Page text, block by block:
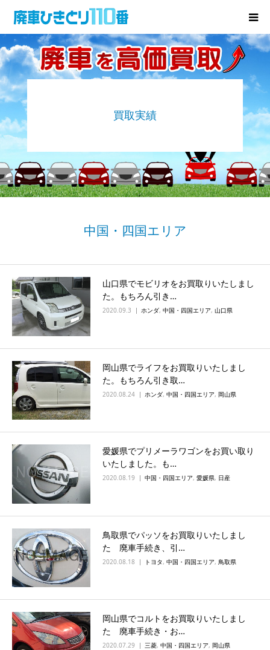
買取実績
中国・四国エリア
山口県でモビリオをお買取りいたしまし
た。もちろん引き…
2020.09.3 ホンダ, 中国・四国エリア, 山口県
岡山県でライフをお買取りいたしまし
た。もちろん引き取…
2020.08.24 ホンダ, 中国・四国エリア, 岡山県
愛媛県でプリメーラワゴンをお買い取り
いたしました。も…
2020.08.19 中国・四国エリア, 愛媛県, 日産
鳥取県でパッソをお買取りいたしまし
た 廃車手続き、引…
2020.08.18 トヨタ, 中国・四国エリア, 鳥取県
岡山県でコルトをお買取りいたしまし
た 廃車手続き・お…
2020.07.29 三菱, 中国・四国エリア, 岡山県
廃車･事故車の買取
お役立ち情報
お知らせ